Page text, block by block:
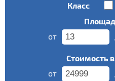
Класс
от
Стоимость
от